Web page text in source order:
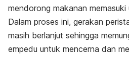
mendorong makanan memasuki
Dalam proses ini, gerakan
masih berlanjut sehingga
empedu untuk mencerna dan